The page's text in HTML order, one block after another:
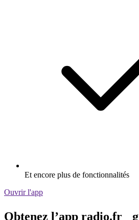
Et encore plus de fonctionnalités
Ouvrir l'app
Obtenez l’app radio.fr